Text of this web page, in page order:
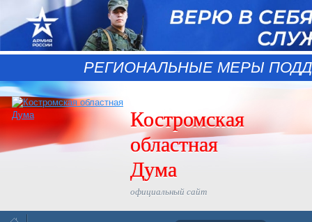
РЕГИОНАЛЬНЫЕ МЕРЫ
Костромская
областная
Дума
официальный сайт